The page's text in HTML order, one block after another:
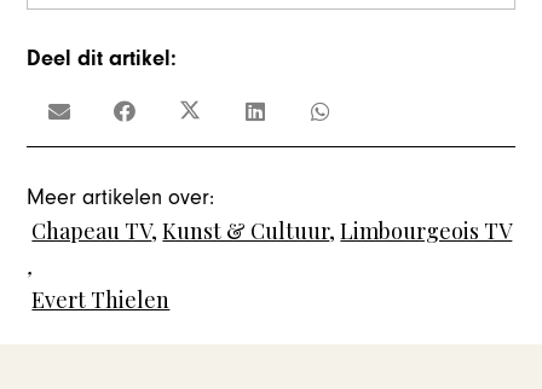
Deel dit artikel:
Meer artikelen over:
Chapeau TV,Kunst & Cultuur,Limbourgeois TV
,
Evert Thielen